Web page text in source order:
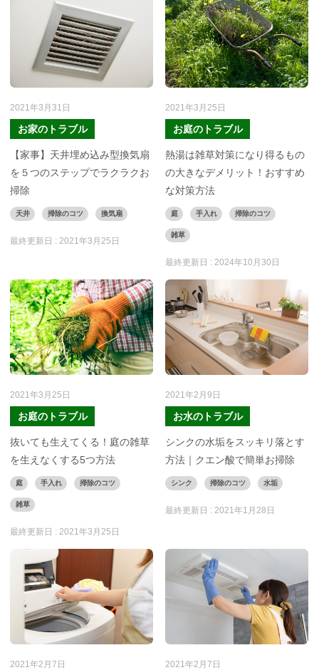
2021年3月31日
お家のトラブル
【家事】天井埋め込み型換気扇
を５つのステップでラクラクお
掃除
天井 掃除のコツ 換気扇
最終更新日 : 2021年3月25日
2021年3月25日
お庭のトラブル
熱湯は雑草対策になり得るもの
の大きなデメリット！おすすめ
な対策方法
庭 手入れ 掃除のコツ
雑草
最終更新日 :2024年10月30日
2021年3月25日
お庭のトラブル
抜いても生えてくる！庭の雑草
を生えなくする5つ方法
庭 手入れ 掃除のコツ
雑草
最終更新日 : 2021年3月25日
2021年2月9日
お水のトラブル
シンクの水垢をスッキリ落とす
方法｜クエン酸で簡単お掃除
シンク 掃除のコツ 水垢
最終更新日 :2021年1月28日
2021年2月7日 2021年2月7日